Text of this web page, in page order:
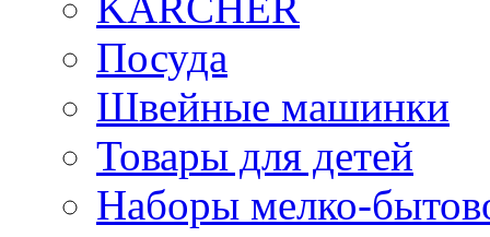
Посуда
Швейные машинки
Товары для детей
Наборы мелко-